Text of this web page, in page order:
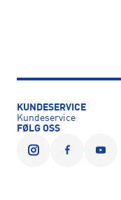
KUNDESERVICE
Kundeservice
FØLG OSS